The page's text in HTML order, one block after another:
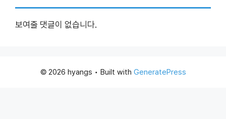
보여줄 댓글이 없습니다.
© 2026 hyangs • Built with GeneratePress